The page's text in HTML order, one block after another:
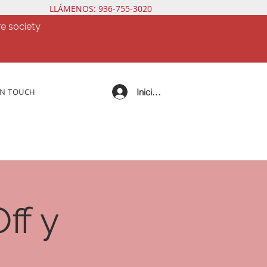
LLÁMENOS: 936-755-3020
society
TOUCH Iniciar sesión
y